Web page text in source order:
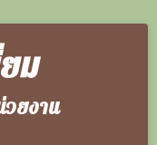
ม
วยงาน